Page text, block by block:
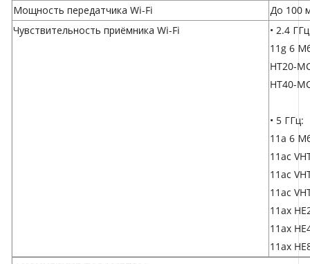
Мощность передатчика Wi-Fi
До 100
Чувствительность приёмника Wi-Fi
• 2.4
11g 6
HT20-
HT40-
• 5 ГГц:
11a 6
11ac
11ac
11ac
11ax
11ax
11ax